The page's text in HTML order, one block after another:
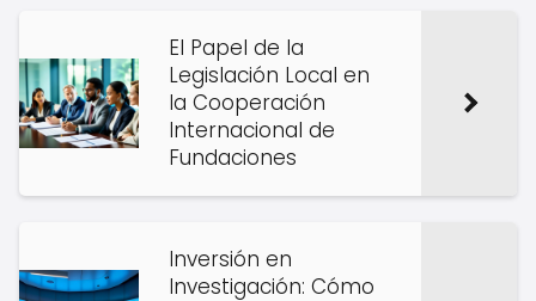
El Papel de la
Legislación Local en
la Cooperación
Internacional de
Fundaciones
Inversión en
Investigación: Cómo